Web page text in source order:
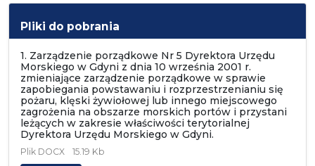
Pliki do pobrania
1. Zarządzenie porządkowe Nr 5 Dyrektora Urzędu
Morskiego w Gdyni z dnia 10 września 2001 r.
zmieniające zarządzenie porządkowe w sprawie
zapobiegania powstawaniu i rozprzestrzenianiu się
pożaru, klęski żywiołowej lub innego miejscowego
zagrożenia na obszarze morskich portów i przystani
leżących w zakresie właściwości terytorialnej
Dyrektora Urzędu Morskiego w Gdyni.
Plik DOCX 15.19 Kb